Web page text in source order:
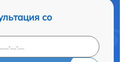
со